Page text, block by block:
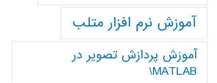
آموزش نرم افزار متلب
آموزش پردازش تصوير در
MATLAB\